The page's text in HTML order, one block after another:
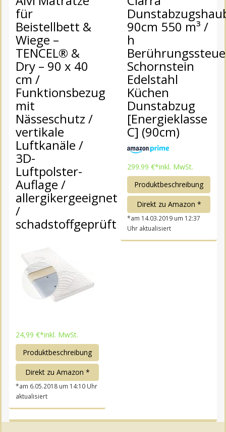
für
Beistellbett &
Wiege –
TENCEL® &
Dry – 90 x 40
cm /
Funktionsbezug
mit
Nässeschutz /
vertikale
Luftkanäle /
3D-
Luftpolster-
Auflage /
allergikergeeignet
/
schadstoffgeprüft
24,99 €*inkl. MwSt.
Produktbeschreibung
Direkt zu Amazon *
*am 6.05.2018 um 14:10 Uhr
aktualisiert
90cm 550 m³ /
h
Schornstein
Edelstahl
Küchen
Dunstabzug
[Energieklasse
C] (90cm)
299.99 €*inkl. MwSt.
Produktbeschreibung
Direkt zu Amazon *
*am 14.03.2019 um 12:37
Uhr aktualisiert